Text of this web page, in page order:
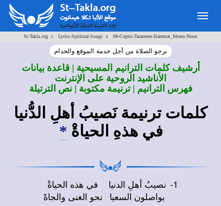
St-Takla.org > Lyrics-Spiritual-Songs > 08-Coptic-Taraneem-Kalemat_Meem-Noun
نرجو الصلاة من أجل خدمة الموقع والخدام
أرشيف كلمات الترانيم المسيحية | قاعدة بيانات
الأناشيد الروحية على الإنترنت
فهرس الترانيم | ترنيمة مكتوبة | نص الترتيلة
كلمات ترنيمة نَصيبُ أهلِ الدُّنيا
في هذهِ الحياةْ *
1- نصيبُ أهلِ الدنيا
يواصلون السعيا
في هذه الحياةْ
نحو الغنى والجاهْ